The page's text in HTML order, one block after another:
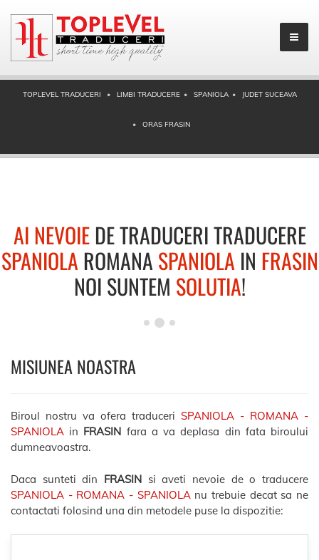
TOPLEVEL TRADUCERI LIMBI TRADUCERE SPANIOLA JUDET SUCEAVA
ORAS FRASIN
AI NEVOIEDE TRADUCERI TRADUCERE
SPANIOLA ROMANA SPANIOLA IN FRASIN
NOI SUNTEM SOLUTIA!
MISIUNEA NOASTRA
Biroul nostru va ofera traduceri SPANIOLA - ROMANA -
SPANIOLA in FRASIN fara a va deplasa din fata biroului
dumneavoastra.
Daca sunteti din FRASIN si aveti nevoie de o traducere
SPANIOLA - ROMANA - SPANIOLAnu trebuie decat sa ne
contactati folosind una din metodele puse la dispozitie: